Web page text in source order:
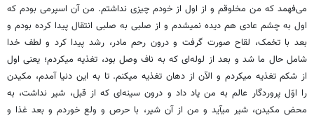
می‌فهمد که من مخلوقم و از اول از خودم چیزی نداشتم. من آن اسپرمی بودم که
اول به چشم عادی هم دیده نمی­شدم و از صلبی به صلبی انتقال پیدا کرده بودم و
بعد با تخمک، لقاح صورت گرفت و درون رحم مادر، رشد پیدا کرد و لطف خدا
شامل حال ما شد و بعد از لوله‌ای که به ناف وصل بود، تغذیه می­کردم؛ یعنی اول
از شکم تغذیه می­کردم و الآن از دهان تغذیه می­کنم. تا به این دنیا آمدم، مکیدن
را اوّل پروردگار عالم به من یاد داد و درون سینه‌ای که از قبل، شیر نداشت، به
محض مکیدن، شیر می­آید و من از آن شیر، با حرص و ولع خوردم و بعد غذا و